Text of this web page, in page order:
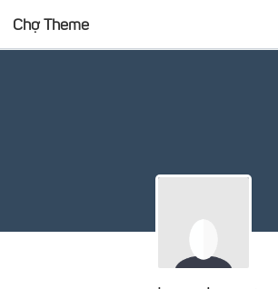
Chợ Theme